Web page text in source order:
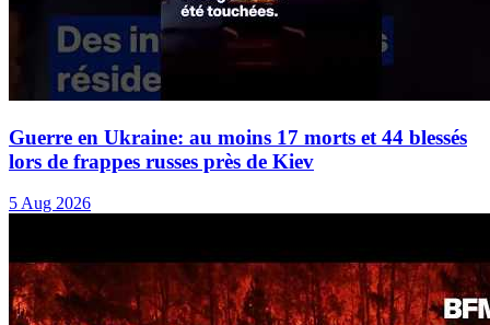
Guerre en Ukraine: au moins 17 morts et 44 blessés
lors de frappes russes près de Kiev
5 Aug 2026